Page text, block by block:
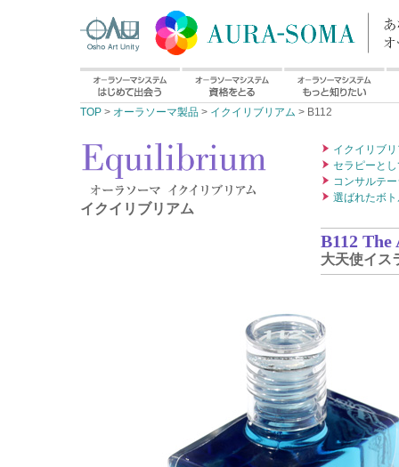
TOP > オーラソーマ製品 > イクイリブリアム > B112
イクイリブリアム
イクイリブ
セラピーと
コンサルテ
選ばれたボ
B112
大天使イス